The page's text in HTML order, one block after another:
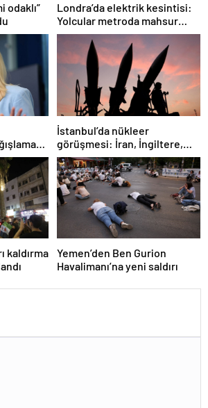
odaklı”
Londra’da elektrik kesintisi:
Yolcular metroda mahsur
kaldı
İstanbul’da nükleer
görüşmesi: İran, İngiltere,
Fransa ve Almanya buluşacak
kaldırma
Yemen’den Ben Gurion
Havalimanı’na yeni saldırı